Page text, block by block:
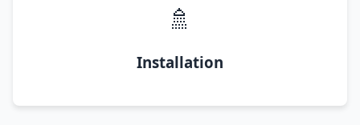
🚿
Installation